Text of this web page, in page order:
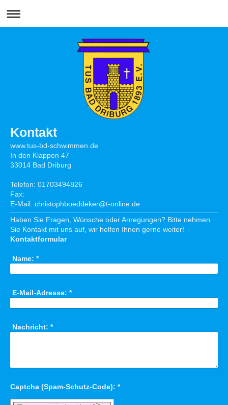
Kontakt
www.tus-bd-schwimmen.de
In den Klappen 47
33014 Bad Driburg
Telefon: 01703494826
Fax:
E-Mail: christophboeddeker@t-online.de
Haben Sie Fragen, Wünsche oder Anregungen? Bitte nehmen
Sie Kontakt mit uns auf, wir helfen Ihnen gerne weiter!
Kontaktformular
Name: *
E-Mail-Adresse: *
Nachricht: *
Captcha (Spam-Schutz-Code): *